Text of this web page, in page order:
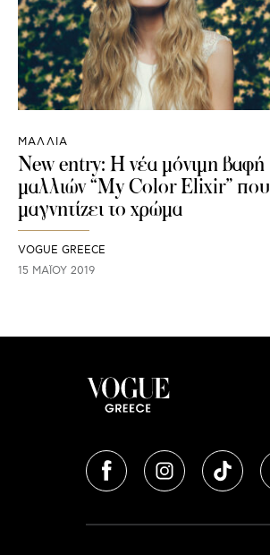
ΜΑΛΛΙΑ
New entry: Η νέα μόνιμη βαφή
μαλλιών “My Color Elixir” που
μαγνητίζει το χρώμα
VOGUE GREECE
15 ΜΑΪ́ΟΥ 2019